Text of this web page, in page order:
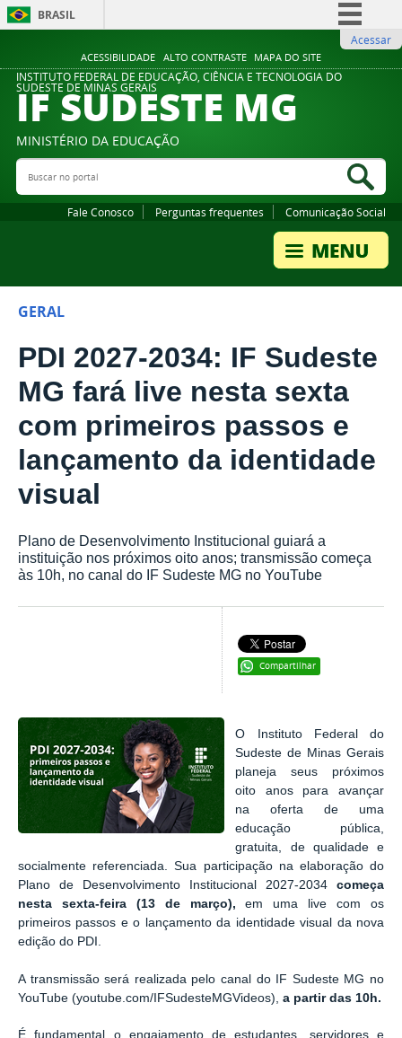
ACESSIBILIDADE ALTO CONTRASTE MAPA DO SITE
BRASIL
Comunica BR
Participe
Legislação
Acessar
INSTITUTO FEDERAL DE EDUCAÇÃO, CIÊNCIA E TECNOLOGIA DO
SUDESTE DE MINAS GERAIS
IF SUDESTE MG
MINISTÉRIO DA EDUCAÇÃO
Buscar no portal
Fale Conosco Perguntas frequentes Comunicação Social
GERAL
PDI 2027-2034: IF Sudeste
MG fará live nesta sexta
com primeiros passos e
lançamento da identidade
visual
Plano de Desenvolvimento Institucional guiará a
instituição nos próximos oito anos; transmissão começa
às 10h, no canal do IF Sudeste MG no YouTube
Compartilhar
O Instituto Federal do
Sudeste de Minas Gerais
planeja seus próximos
oito anos para avançar
na oferta de uma
educação pública,
gratuita, de qualidade e
socialmente referenciada. Sua participação na elaboração do
Plano de Desenvolvimento Institucional 2027-2034 começa
nesta sexta-feira (13 de março), em uma live com os
primeiros passos e o lançamento da identidade visual da nova
edição do PDI.
A transmissão será realizada pelo canal do IF Sudeste MG no
YouTube (youtube.com/IFSudesteMGVideos), a partir das 10h.
É fundamental o engajamento de estudantes, servidores e